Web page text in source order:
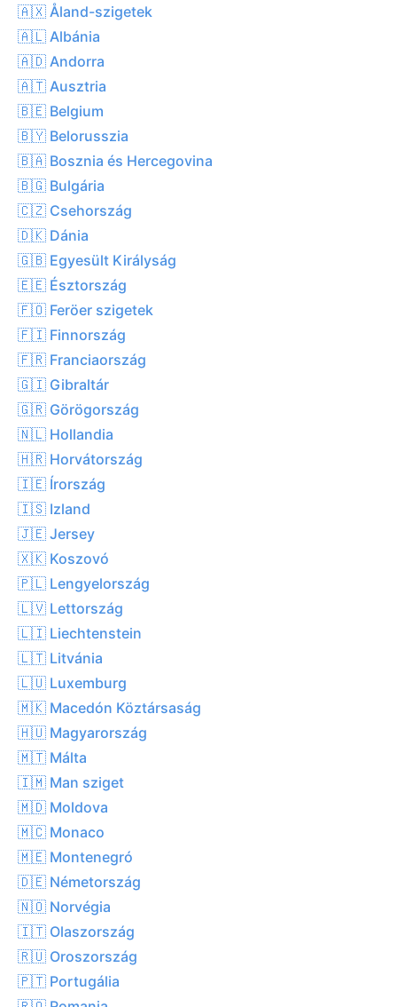
🇦🇽 Åland-szigetek
🇦🇱 Albánia
🇦🇩 Andorra
🇦🇹 Ausztria
🇧🇪 Belgium
🇧🇾 Belorusszia
🇧🇦 Bosznia és Hercegovina
🇧🇬 Bulgária
🇨🇿 Csehország
🇩🇰 Dánia
🇬🇧 Egyesült Királyság
🇪🇪 Észtország
🇫🇴 Feröer szigetek
🇫🇮 Finnország
🇫🇷 Franciaország
🇬🇮 Gibraltár
🇬🇷 Görögország
🇳🇱 Hollandia
🇭🇷 Horvátország
🇮🇪 Írország
🇮🇸 Izland
🇯🇪 Jersey
🇽🇰 Koszovó
🇵🇱 Lengyelország
🇱🇻 Lettország
🇱🇮 Liechtenstein
🇱🇹 Litvánia
🇱🇺 Luxemburg
🇲🇰 Macedón Köztársaság
🇭🇺 Magyarország
🇲🇹 Málta
🇮🇲 Man sziget
🇲🇩 Moldova
🇲🇨 Monaco
🇲🇪 Montenegró
🇩🇪 Németország
🇳🇴 Norvégia
🇮🇹 Olaszország
🇷🇺 Oroszország
🇵🇹 Portugália